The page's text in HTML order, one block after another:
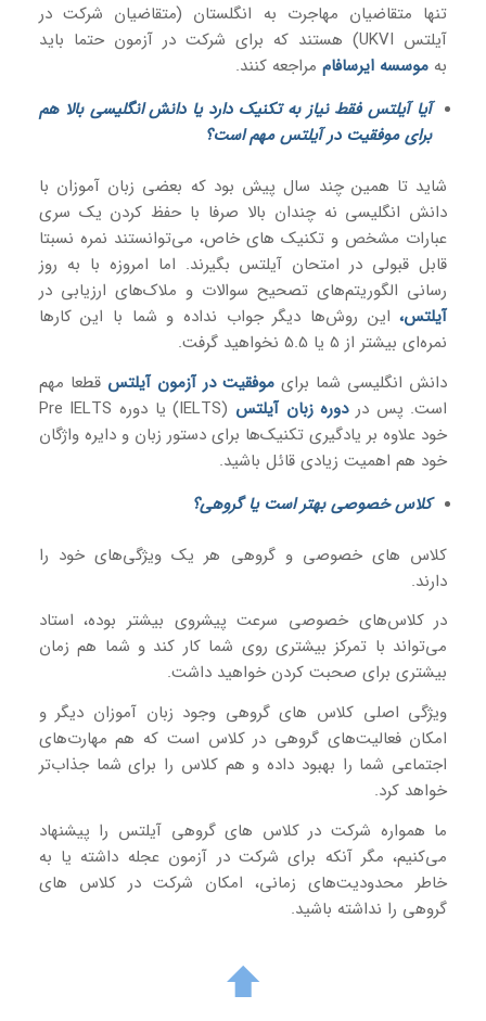
تنها متقاضیان مهاجرت به انگلستان (متقاضیان شرکت در
آیلتس UKVI) هستند که برای شرکت در آزمون حتما باید
به موسسه ایرسافاممراجعه کنند.
آیا آیلتس فقط نیاز به تکنیک دارد یا دانش انگلیسی بالا هم
برای موفقیت در آیلتس مهم است؟
شاید تا همین چند سال پیش بود که بعضی زبان آموزان با
دانش انگلیسی نه چندان بالا صرفا با حفظ کردن یک سری
عبارات مشخص و تکنیک های خاص، می‌توانستند نمره نسبتا
قابل قبولی در امتحان آیلتس بگیرند. اما امروزه با به روز
رسانی الگوریتم‌های تصحیح سوالات و ملاک‌های ارزیابی در
آیلتس،این روش‌ها دیگر جواب نداده و شما با این کارها
نمره‌ای بیشتر از 5 یا 5.5 نخواهید گرفت.
دانش انگلیسی شما برای موفقیت در آزمون آیلتس قطعا مهم
است. پس دردوره زبان آیلتس
(IELTS) یا دوره Pre IELTS
خود علاوه بر یادگیری تکنیک‌ها برای دستور زبان و دایره واژگان
خود هم اهمیت زیادی قائل باشید.
کلاس خصوصی بهتر است یا گروهی؟
کلاس‌ های خصوصی و گروهی هر یک ویژگی‌های خود را
دارند.
در کلاس‌های خصوصی سرعت پیشروی بیشتر بوده، استاد
می‌تواند با تمرکز بیشتری روی شما کار کند و شما هم زمان
بیشتری برای صحبت کردن خواهید داشت.
ویژگی اصلی کلاس های گروهی وجود زبان آموزان دیگر و
امکان فعالیت‌های گروهی در کلاس است که هم مهارت‌های
اجتماعی شما را بهبود داده و هم کلاس را برای شما جذاب‌تر
خواهد کرد.
ما همواره شرکت در کلاس های گروهی آیلتس را پیشنهاد
می‌کنیم، مگر آنکه برای شرکت در آزمون عجله داشته یا به
خاطر محدودیت‌های زمانی، امکان شرکت در کلاس های
گروهی را نداشته باشید.